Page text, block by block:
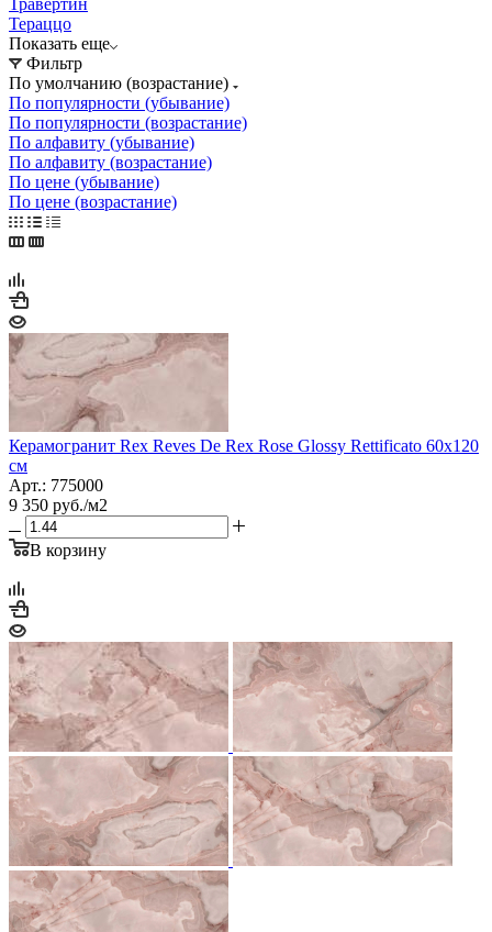
Тераццо
Показать еще
Фильтр
По умолчанию (возрастание)
По популярности (убывание)
По популярности (возрастание)
По алфавиту (убывание)
По алфавиту (возрастание)
По цене (убывание)
По цене (возрастание)
Керамогранит Rex Reves De Rex Rose Glossy Rettificato 60x120
см
Арт.: 775000
9 350 руб./м2
В корзину